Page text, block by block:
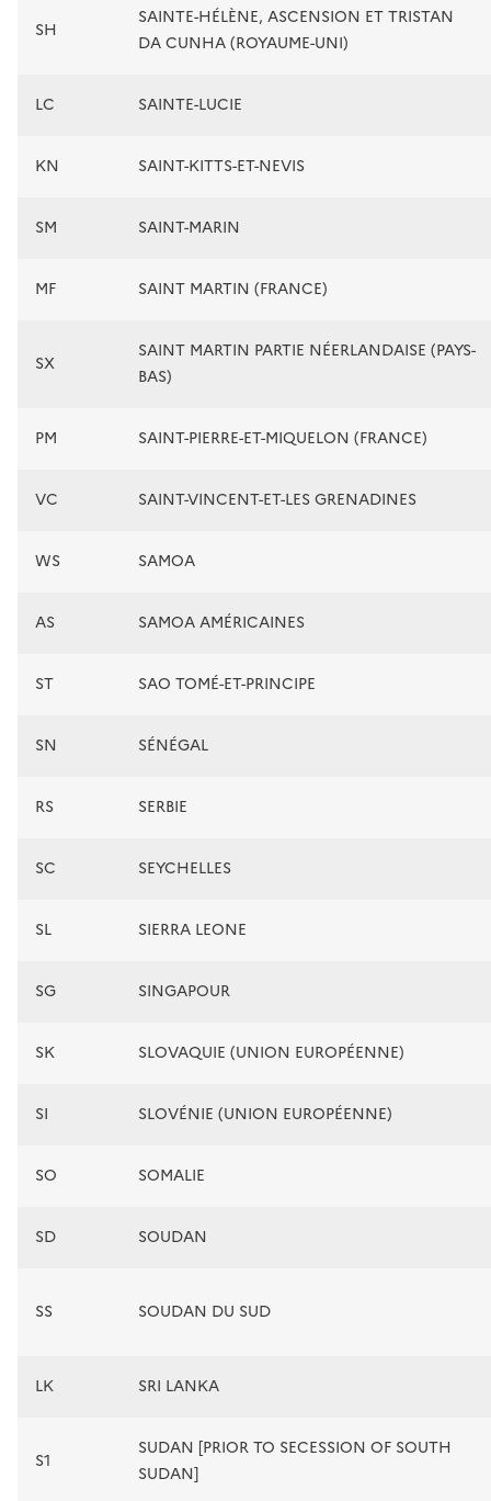
SH
SAINTE-HÉLÈNE, ASCENSION ET TRISTAN
DA CUNHA (ROYAUME-UNI)
LC SAINTE-LUCIE
KN SAINT-KITTS-ET-NEVIS
SM SAINT-MARIN
MF SAINT MARTIN (FRANCE)
SX
SAINT MARTIN PARTIE NÉERLANDAISE (PAYS-
BAS)
PM SAINT-PIERRE-ET-MIQUELON (FRANCE)
VC SAINT-VINCENT-ET-LES GRENADINES
WS SAMOA
AS SAMOA AMÉRICAINES
ST SAO TOMÉ-ET-PRINCIPE
SN SÉNÉGAL
RS SERBIE
SC SEYCHELLES
SL SIERRA LEONE
SG SINGAPOUR
SK SLOVAQUIE (UNION EUROPÉENNE)
SI SLOVÉNIE (UNION EUROPÉENNE)
SO SOMALIE
SD SOUDAN
SS SOUDAN DU SUD
LK SRI LANKA
S1
SUDAN [PRIOR TO SECESSION OF SOUTH
SUDAN]